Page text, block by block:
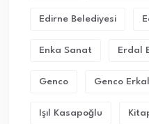
Edirne Belediyesi
Enka Sanat Erdal
Genco Genco Erkal
Işıl Kasapoğlu